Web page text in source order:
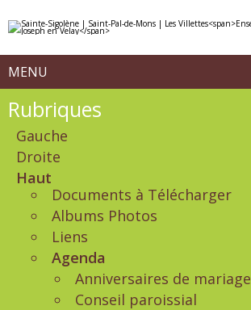
contenu.
la
MENU
Navigation
Rubriques
Gauche
Droite
Haut
Documents à Télécharger
Albums Photos
Liens
Agenda
Anniversaires de mariage
Conseil paroissial